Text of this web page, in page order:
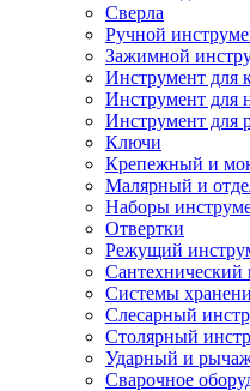
Сверла
Ручной
Зажимной
Инструмент для
Инструмент для
Инструмент для
Ключи
Крепежный и
Малярный и
Наборы
Отвертки
Режущий
Сантехнический
Системы
Слесарный
Столярный
Ударный и
Сварочное